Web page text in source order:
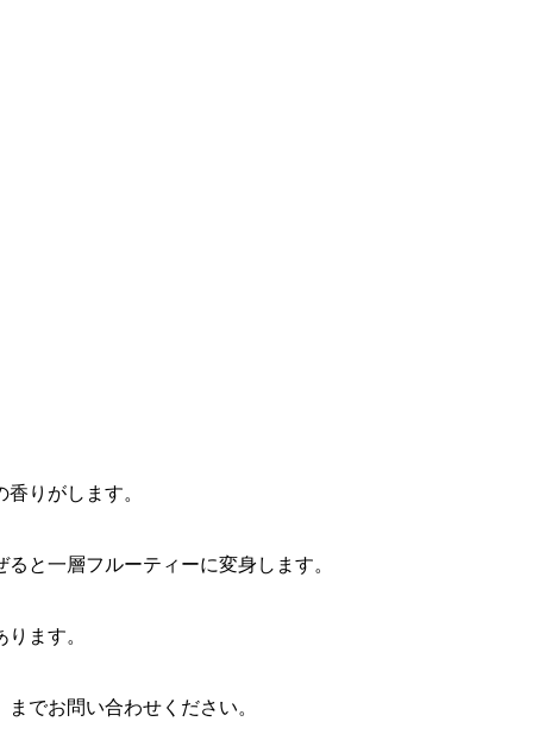
りがします。
と一層フルーティーに変身します。
ます。
でお問い合わせください。